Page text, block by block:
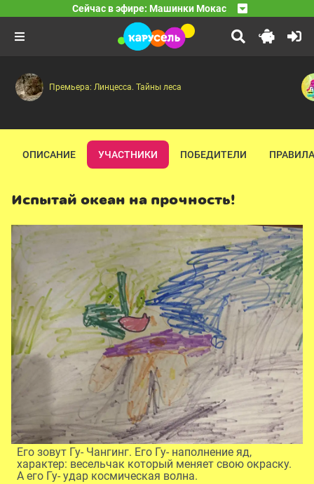
Сейчас в эфире: Машинки Мокас
Лодочка
17:45
Машинки Мокас
Супер-трек — Железная дорога — Самая меткая
Машинки Мокас
Премьера: Линцесса. Тайны леса
ОПИСАНИЕ УЧАСТНИКИ ПОБЕДИТЕЛИ
Испытай океан на прочность!
Его зовут Гу- Чангинг. Его Гу- наполнение яд,
характер: весельчак который меняет свою окраску.
А его Гу- удар космическая волна.